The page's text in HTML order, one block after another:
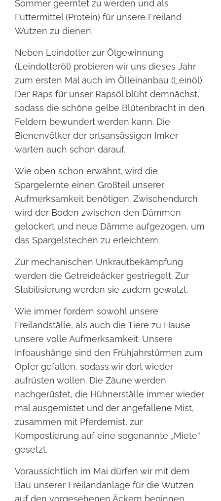
Sommer geerntet zu werden und als
Futtermittel (Protein) für unsere Freiland-
Wutzen zu dienen.
Neben Leindotter zur Ölgewinnung
(Leindotteröl) probieren wir uns dieses Jahr
zum ersten Mal auch im Ölleinanbau (Leinöl).
Der Raps für unser Rapsöl blüht demnächst,
sodass die schöne gelbe Blütenbracht in den
Feldern bewundert werden kann. Die
Bienenvölker der ortsansässigen Imker
warten auch schon darauf.
Wie oben schon erwähnt, wird die
Spargelernte einen Großteil unserer
Aufmerksamkeit benötigen. Zwischendurch
wird der Boden zwischen den Dämmen
gelockert und neue Dämme aufgezogen, um
das Spargelstechen zu erleichtern.
Zur mechanischen Unkrautbekämpfung
werden die Getreideäcker gestriegelt. Zur
Stabilisierung werden sie zudem gewalzt.
Wie immer fordern sowohl unsere
Freilandställe, als auch die Tiere zu Hause
unsere volle Aufmerksamkeit. Unsere
Infoaushänge sind den Frühjahrstürmen zum
Opfer gefallen, sodass wir dort wieder
aufrüsten wollen. Die Zäune werden
nachgerüstet, die Hühnerställe immer wieder
mal ausgemistet und der angefallene Mist,
zusammen mit Pferdemist, zur
Kompostierung auf eine sogenannte „Miete“
gesetzt.
Voraussichtlich im Mai dürfen wir mit dem
Bau unserer Freilandanlage für die Wutzen
auf den vorgesehenen Äckern beginnen.